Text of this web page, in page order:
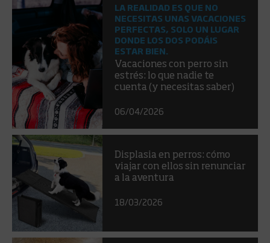
LA REALIDAD ES QUE NO
NECESITAS UNAS VACACIONES
PERFECTAS, SOLO UN LUGAR
DONDE LOS DOS PODÁIS
ESTAR BIEN.
Vacaciones con perro sin
estrés: lo que nadie te
cuenta (y necesitas saber)
06/04/2026
Displasia en perros: cómo
viajar con ellos sin renunciar
a la aventura
18/03/2026